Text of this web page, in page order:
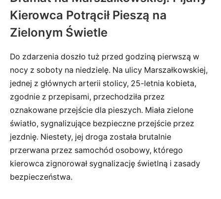
Kierowca Potrącił Pieszą na
Zielonym Świetle
Do zdarzenia doszło tuż przed godziną pierwszą w
nocy z soboty na niedzielę. Na ulicy Marszałkowskiej,
jednej z głównych arterii stolicy, 25-letnia kobieta,
zgodnie z przepisami, przechodziła przez
oznakowane przejście dla pieszych. Miała zielone
światło, sygnalizujące bezpieczne przejście przez
jezdnię. Niestety, jej droga została brutalnie
przerwana przez samochód osobowy, którego
kierowca zignorował sygnalizację świetlną i zasady
bezpieczeństwa.